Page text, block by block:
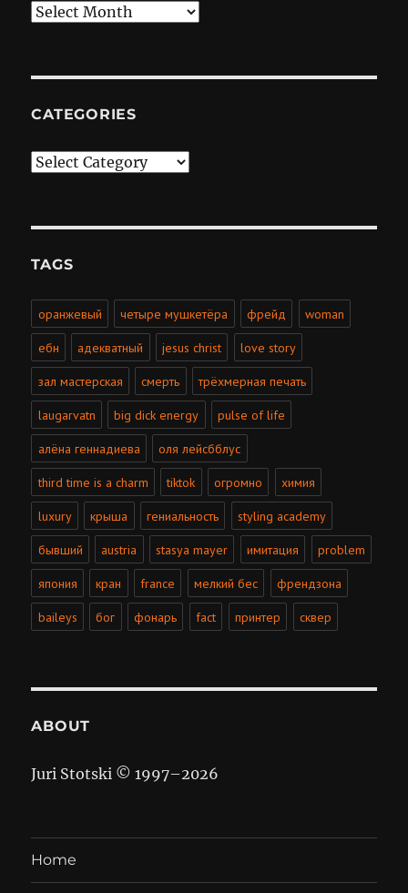
Archives
CATEGORIES
Categories
TAGS
оранжевый четыре мушкетёра фрейд woman
ебн адекватный jesus christ love story
зал мастерская смерть трёхмерная печать
laugarvatn big dick energy pulse of life
алёна геннадиева оля лейсбблус
third time is a charm tiktok огромно химия
luxury крыша гениальность styling academy
бывший austria stasya mayer имитация problem
япония кран france мелкий бес френдзона
baileys бог фонарь fact принтер сквер
ABOUT
Juri Stotski © 1997–2026
Home